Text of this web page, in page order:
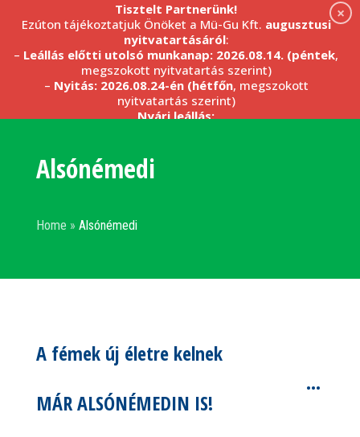
×
Tisztelt Partnerünk!
Ezúton tájékoztatjuk Önöket a Mü-Gu Kft. augusztusi
nyitvatartásáról:
– Leállás előtti utolsó munkanap: 2026.08.14. (péntek,
megszokott nyitvatartás szerint)
– Nyitás: 2026.08.24-én (hétfőn, megszokott
nyitvatartás szerint)
Nyári leállás:
Kérjük, szíveskedjenek beszállításaikat a fenti
nyitvatartási idő szerint megszervezni.
Alsónémedi
Home » Alsónémedi
A fémek új életre kelnek
…
MÁR ALSÓNÉMEDIN IS!